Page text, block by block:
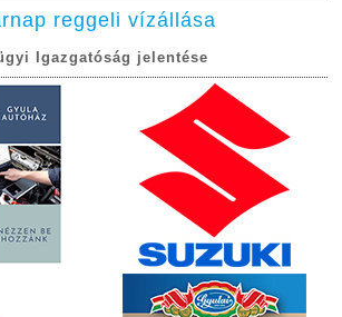
reggeli vízállása
Igazgatóság jelentése